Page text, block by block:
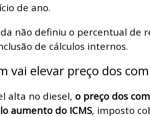
de ano.
não definiu o percentual de
de cálculos internos.
vai elevar preço dos
alta no diesel, o preço dos
aumento do ICMS, imposto